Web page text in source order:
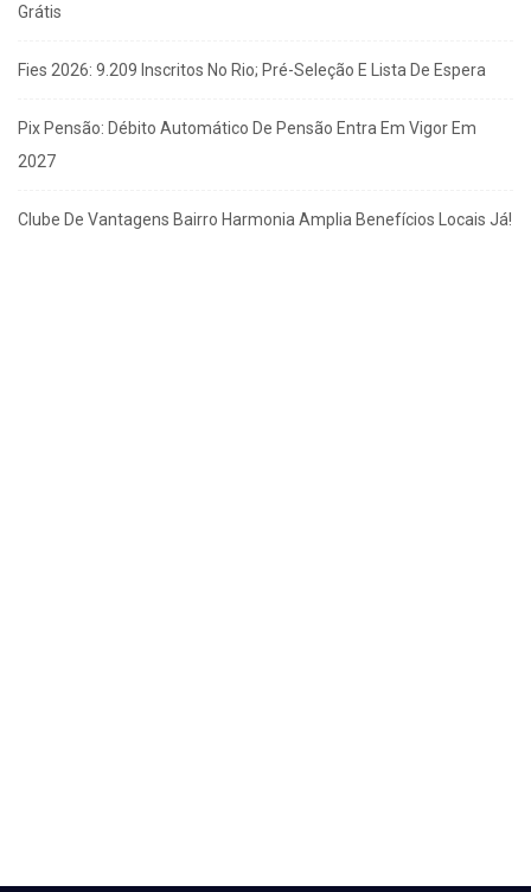
Grátis
Fies 2026: 9.209 Inscritos No Rio; Pré-Seleção E Lista De Espera
Pix Pensão: Débito Automático De Pensão Entra Em Vigor Em
2027
Clube De Vantagens Bairro Harmonia Amplia Benefícios Locais Já!